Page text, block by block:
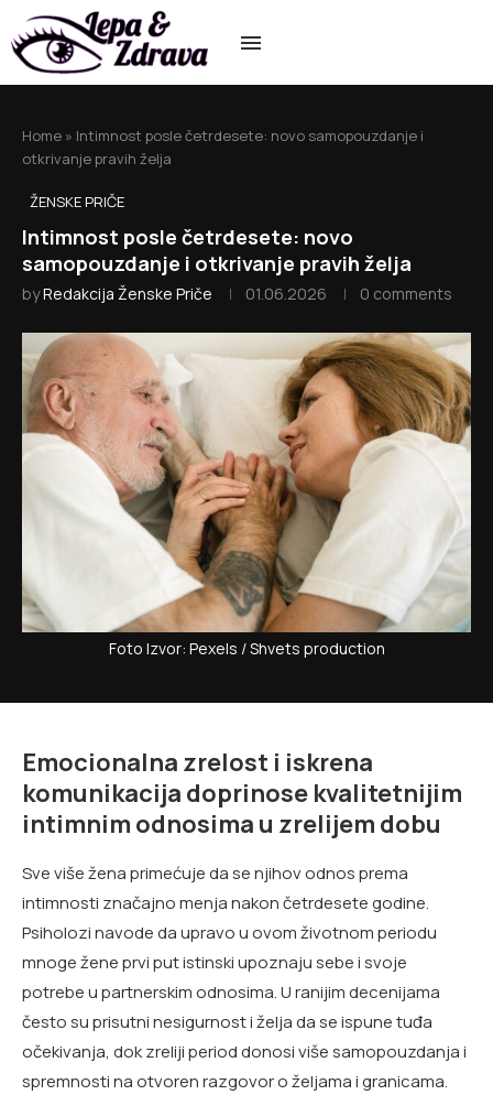
Home » Intimnost posle četrdesete: novo samopouzdanje i
otkrivanje pravih želja
ŽENSKE PRIČE
Intimnost posle četrdesete: novo
samopouzdanje i otkrivanje pravih želja
byRedakcija Ženske Priče 01.06.2026 0 comments
Foto Izvor: Pexels / Shvets production
Emocionalna zrelost i iskrena
komunikacija doprinose kvalitetnijim
intimnim odnosima u zrelijem dobu
Sve više žena primećuje da se njihov odnos prema
intimnosti značajno menja nakon četrdesete godine.
Psiholozi navode da upravo u ovom životnom periodu
mnoge žene prvi put istinski upoznaju sebe i svoje
potrebe u partnerskim odnosima. U ranijim decenijama
često su prisutni nesigurnost i želja da se ispune tuđa
očekivanja, dok zreliji period donosi više samopouzdanja i
spremnosti na otvoren razgovor o željama i granicama.